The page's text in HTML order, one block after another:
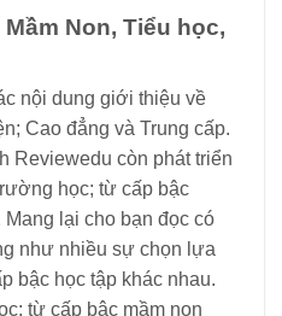
Non, Tiểu học,
nội dung giới thiệu về
Cao đẳng và Trung cấp.
Reviewedu còn phát triển
học; từ cấp bậc
Mang lại cho bạn đọc có
như nhiều sự chọn lựa
bậc học tập khác nhau.
từ cấp bậc mầm non